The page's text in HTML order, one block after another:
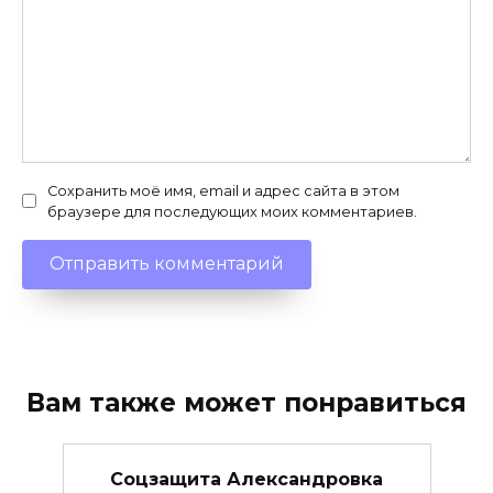
Сохранить моё имя, email и адрес сайта в этом
браузере для последующих моих комментариев.
Вам также может понравиться
Соцзащита Александровка